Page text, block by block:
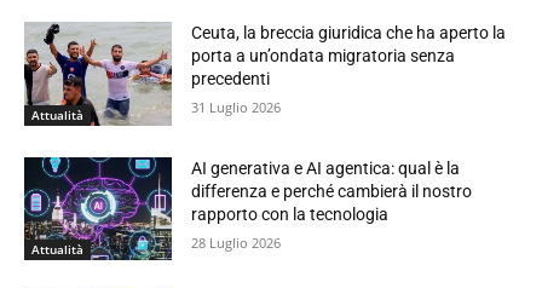
Attualità
Ceuta, la breccia giuridica che ha aperto la
porta a un’ondata migratoria senza
precedenti
31 Luglio 2026
Attualità
AI generativa e AI agentica: qual è la
differenza e perché cambierà il nostro
rapporto con la tecnologia
28 Luglio 2026